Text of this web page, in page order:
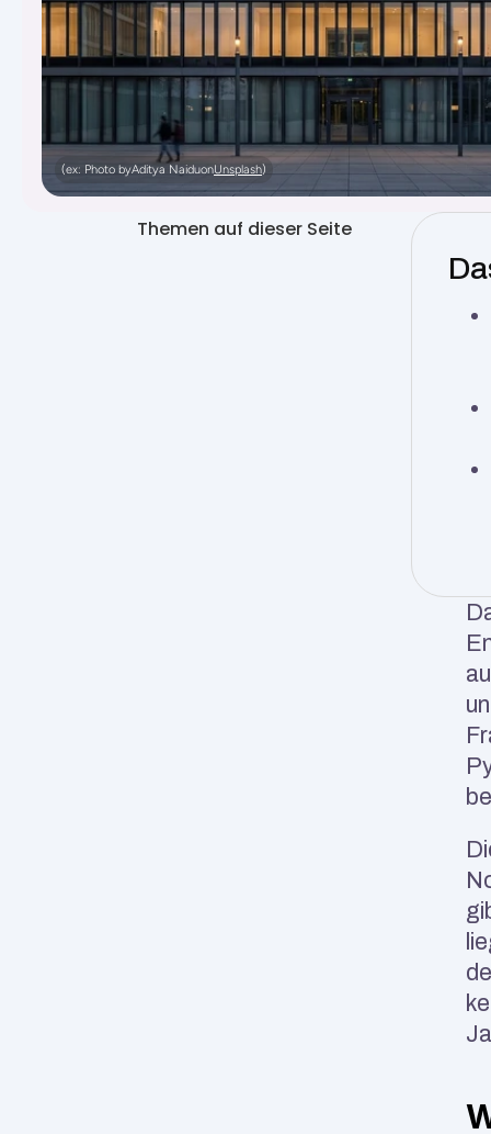
(ex: Photo byAditya NaiduonUnsplash)
Themen auf dieser Seite